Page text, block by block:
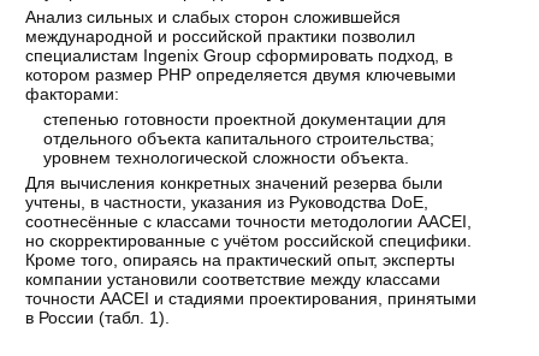
Анализ сильных и слабых сторон сложившейся
международной и российской практики позволил
специалистам Ingenix Group сформировать подход, в
котором размер РНР определяется двумя ключевыми
факторами:
степенью готовности проектной документации для
отдельного объекта капитального строительства;
уровнем технологической сложности объекта.
Для вычисления конкретных значений резерва были
учтены, в частности, указания из Руководства DoE,
соотнесённые с классами точности методологии AACEI,
но скорректированные с учётом российской специфики.
Кроме того, опираясь на практический опыт, эксперты
компании установили соответствие между классами
точности AACEI и стадиями проектирования, принятыми
в России (табл. 1).